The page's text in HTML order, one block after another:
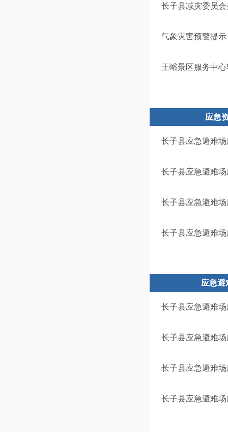
长子县减灾委员
气象灾害预警提示
王峪景区服务中
应急
长子县应急避难
长子县应急避难
长子县应急避难
长子县应急避难
应急避
长子县应急避难
长子县应急避难
长子县应急避难
长子县应急避难